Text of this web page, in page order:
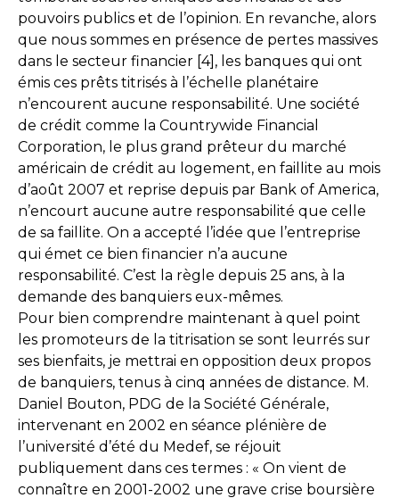
pouvoirs publics et de l’opinion. En revanche, alors
que nous sommes en présence de pertes massives
dans le secteur financier [4], les banques qui ont
émis ces prêts titrisés à l’échelle planétaire
n’encourent aucune responsabilité. Une société
de crédit comme la Countrywide Financial
Corporation, le plus grand prêteur du marché
américain de crédit au logement, en faillite au mois
d’août 2007 et reprise depuis par Bank of America,
n’encourt aucune autre responsabilité que celle
de sa faillite. On a accepté l’idée que l’entreprise
qui émet ce bien financier n’a aucune
responsabilité. C’est la règle depuis 25 ans, à la
demande des banquiers eux-mêmes.
Pour bien comprendre maintenant à quel point
les promoteurs de la titrisation se sont leurrés sur
ses bienfaits, je mettrai en opposition deux propos
de banquiers, tenus à cinq années de distance. M.
Daniel Bouton, PDG de la Société Générale,
intervenant en 2002 en séance plénière de
l’université d’été du Medef, se réjouit
publiquement dans ces termes : « On vient de
connaître en 2001-2002 une grave crise boursière